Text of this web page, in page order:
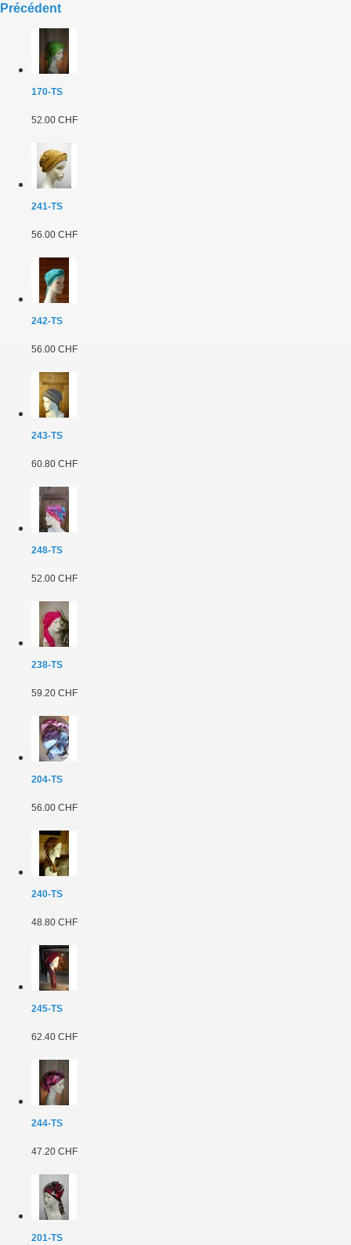
Précédent
170-TS
52.00 CHF
241-TS
56.00 CHF
242-TS
56.00 CHF
243-TS
60.80 CHF
248-TS
52.00 CHF
238-TS
59.20 CHF
204-TS
56.00 CHF
240-TS
48.80 CHF
245-TS
62.40 CHF
244-TS
47.20 CHF
201-TS